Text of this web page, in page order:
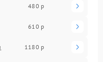
480 р
610 р
1180 р